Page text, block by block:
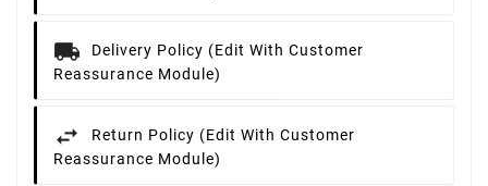
Delivery Policy (edit With Customer
Reassurance Module)
Return Policy (edit With Customer
Reassurance Module)